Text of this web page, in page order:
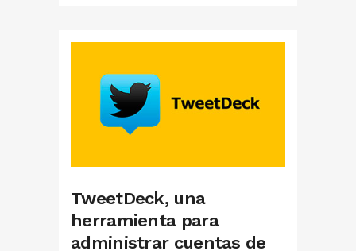
TweetDeck, una
herramienta para
administrar cuentas de